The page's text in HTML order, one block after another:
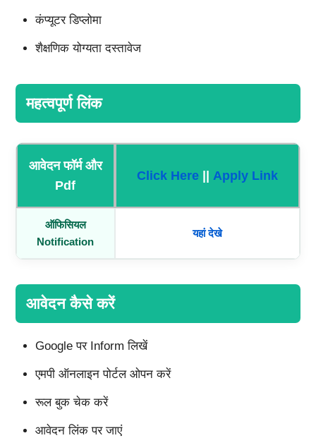
कंप्यूटर डिप्लोमा
शैक्षणिक योग्यता दस्तावेज
महत्वपूर्ण लिंक
आवेदन फॉर्म और
Pdf
Click Here|| Apply Link
ऑफिसियल
Notification
यहां देखे
आवेदन कैसे करें
Google पर Inform लिखें
एमपी ऑनलाइन पोर्टल ओपन करें
रूल बुक चेक करें
आवेदन लिंक पर जाएं